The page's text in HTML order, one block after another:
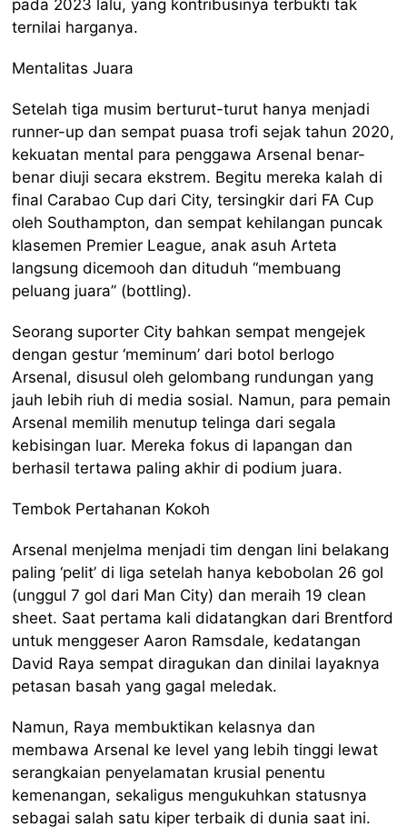
pada 2023 lalu, yang kontribusinya terbukti tak
ternilai harganya.
Mentalitas Juara
Setelah tiga musim berturut-turut hanya menjadi
runner-up dan sempat puasa trofi sejak tahun 2020,
kekuatan mental para penggawa Arsenal benar-
benar diuji secara ekstrem. Begitu mereka kalah di
final Carabao Cup dari City, tersingkir dari FA Cup
oleh Southampton, dan sempat kehilangan puncak
klasemen Premier League, anak asuh Arteta
langsung dicemooh dan dituduh “membuang
peluang juara” (bottling).
Seorang suporter City bahkan sempat mengejek
dengan gestur ‘meminum’ dari botol berlogo
Arsenal, disusul oleh gelombang rundungan yang
jauh lebih riuh di media sosial. Namun, para pemain
Arsenal memilih menutup telinga dari segala
kebisingan luar. Mereka fokus di lapangan dan
berhasil tertawa paling akhir di podium juara.
Tembok Pertahanan Kokoh
Arsenal menjelma menjadi tim dengan lini belakang
paling ‘pelit’ di liga setelah hanya kebobolan 26 gol
(unggul 7 gol dari Man City) dan meraih 19 clean
sheet. Saat pertama kali didatangkan dari Brentford
untuk menggeser Aaron Ramsdale, kedatangan
David Raya sempat diragukan dan dinilai layaknya
petasan basah yang gagal meledak.
Namun, Raya membuktikan kelasnya dan
membawa Arsenal ke level yang lebih tinggi lewat
serangkaian penyelamatan krusial penentu
kemenangan, sekaligus mengukuhkan statusnya
sebagai salah satu kiper terbaik di dunia saat ini.